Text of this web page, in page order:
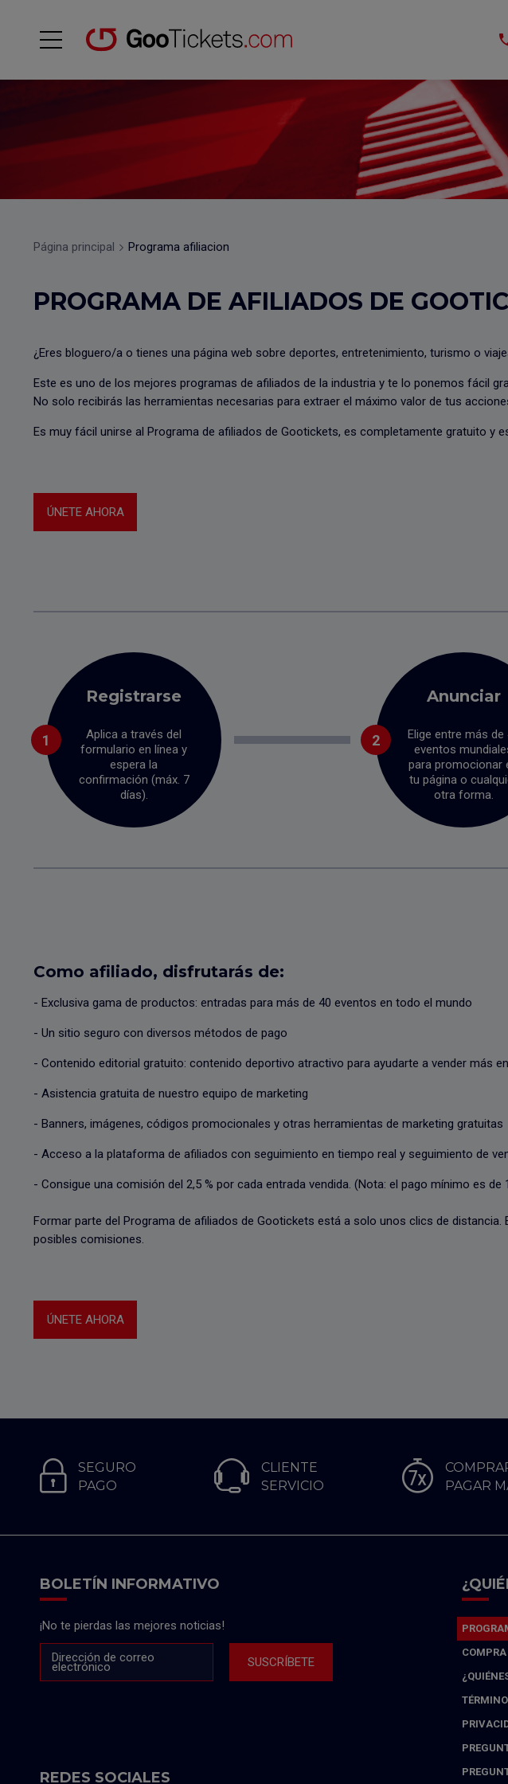
Página principal Programa afiliacion
PROGRAMA DE AFILIADOS DE
¿Eres bloguero/a o tienes una página web sobre deportes, entretenimiento, turismo o
Este es uno de los mejores programas de afiliados de la industria y te lo ponemos fácil
No solo recibirás las herramientas necesarias para extraer el máximo valor de tus
Es muy fácil unirse al Programa de afiliados de Gootickets, es completamente gratuito y
ÚNETE AHORA
1
Registrarse
Aplica a través del
formulario en línea y
espera la
confirmación (máx. 7
días).
2
Anunciar
Elige entre más de
eventos
para promocionar
tu página o
otra forma.
Como afiliado, disfrutarás de:
- Exclusiva gama de productos: entradas para más de 40 eventos en todo el mundo
- Un sitio seguro con diversos métodos de pago
- Contenido editorial gratuito: contenido deportivo atractivo para ayudarte a vender más
- Asistencia gratuita de nuestro equipo de marketing
- Banners, imágenes, códigos promocionales y otras herramientas de marketing gratuitas
- Acceso a la plataforma de afiliados con seguimiento en tiempo real y seguimiento de
- Consigue una comisión del 2,5 % por cada entrada vendida. (Nota: el pago mínimo es de
Formar parte del Programa de afiliados de Gootickets está a solo unos clics de
posibles comisiones.
ÚNETE AHORA
SEGURO
PAGO
CLIENTE
SERVICIO
PAGAR
BOLETÍN INFORMATIVO
¡No te pierdas las mejores noticias!
Dirección de correo
electrónico SUSCRÍBETE
REDES SOCIALES